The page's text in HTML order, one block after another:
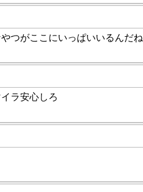
つがここにいっぱいいるんだね
ラ安心しろ